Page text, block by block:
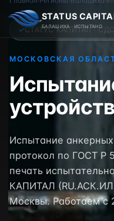
STATUS
БАЛАШИХА · ИСПЫТАНО
✓СТАТУС КАПИТАЛ ·
МОСКОВСКАЯ
Испытание
протокол по ГОСТ Р
печать
КАПИТАЛ
Москвы. Работаем с